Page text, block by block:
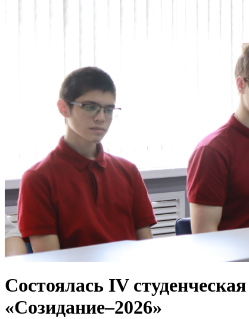
Состоялась IV
«Созидание–2026»